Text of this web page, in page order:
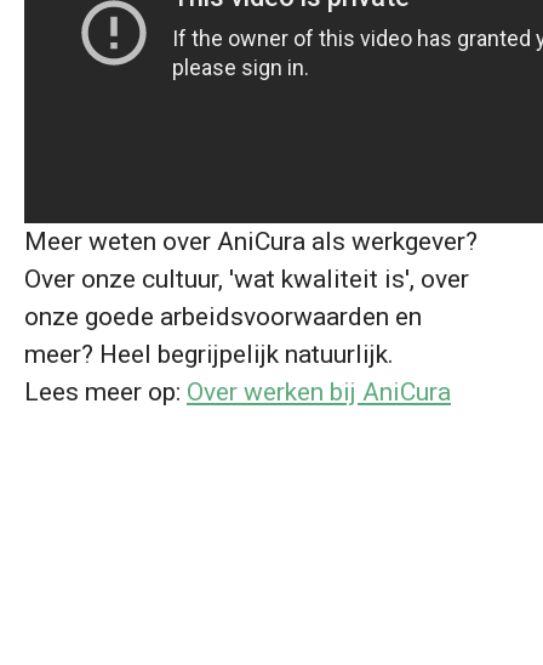
Meer weten over AniCura als werkgever?
Over onze cultuur, 'wat kwaliteit is', over
onze goede arbeidsvoorwaarden en
meer? Heel begrijpelijk natuurlijk.
Lees meer op: Over werken bij AniCura